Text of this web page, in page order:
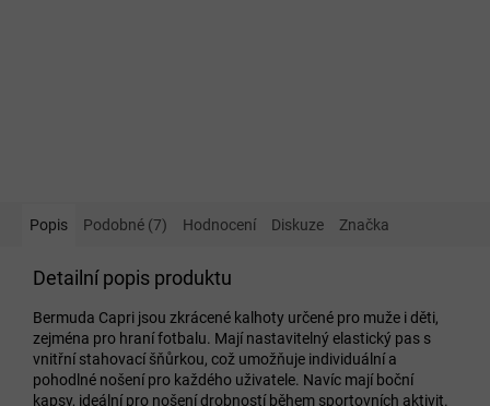
Popis Podobné (7) Hodnocení Diskuze Značka
Detailní popis produktu
Bermuda Capri jsou zkrácené kalhoty určené pro muže i děti,
zejména pro hraní fotbalu. Mají nastavitelný elastický pas s
vnitřní stahovací šňůrkou, což umožňuje individuální a
pohodlné nošení pro každého uživatele. Navíc mají boční
kapsy, ideální pro nošení drobností během sportovních aktivit.